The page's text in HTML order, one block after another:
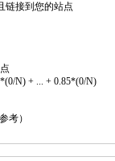
链接到您的站点
N) + ... + 0.85*(0/N)
考）